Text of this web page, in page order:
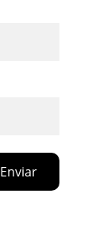
Enviar